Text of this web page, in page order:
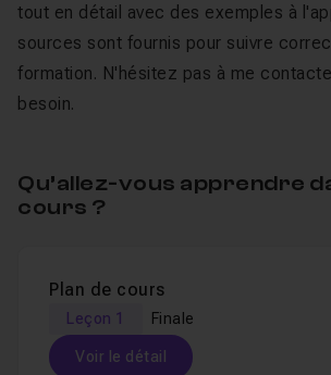
tout en détail avec des exemples à
sources sont fournis pour suivre
formation. N'hésitez pas à me
besoin.
Qu’allez-vous apprendre
cours ?
Plan de cours
Leçon 1 Finale
Voir le détail